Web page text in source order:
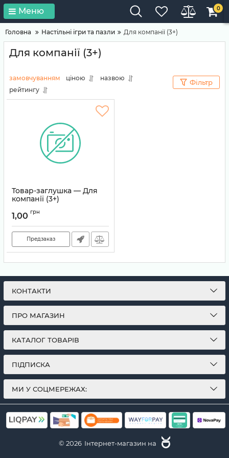
Меню 0
Головна Настільні ігри та пазли Для компанії (3+)
Для компанії (3+)
замовчуванням ціною
назвою
рейтингу
Фільтр
Товар-заглушка — Для
компанії (3+)
1,00 грн
Предзаказ
КОНТАКТИ
ПРО МАГАЗИН
КАТАЛОГ ТОВАРІВ
ПІДПИСКА
МИ У СОЦМЕРЕЖАХ:
© 2026 Інтернет-магазин на